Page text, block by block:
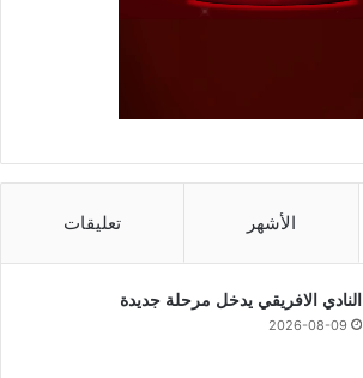
الأشهر تعليقات
النادي الافريقي يدخل مرحلة جديدة
2026-08-09